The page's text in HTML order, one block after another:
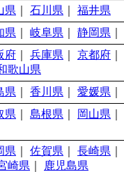
県 石川県
福井県
県 岐阜県 静岡県
府 兵庫県 京都府
歌山県
県 香川県 愛媛県
県 島根県 岡山県
県 佐賀県 長崎県
崎県
鹿児島県